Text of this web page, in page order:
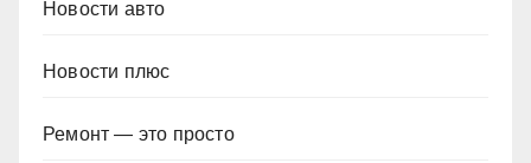
Новости авто
Новости плюс
Ремонт — это просто